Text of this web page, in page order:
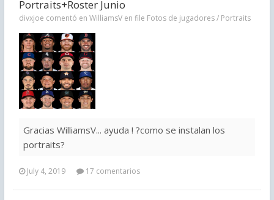
Portraits+Roster Junio
divxjoe comentó en WilliamsV en file Fotos de jugadores / Portraits
Gracias WilliamsV... ayuda ! ?como se instalan los
portraits?
July 4, 2019 17 comentarios